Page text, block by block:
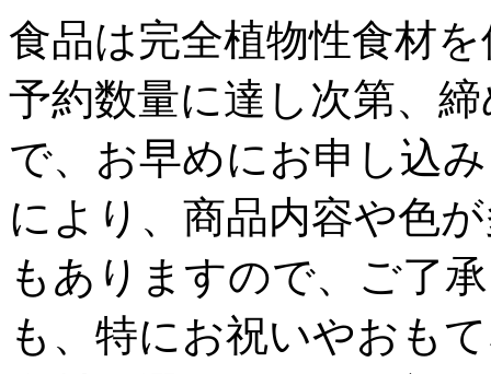
食品は完全植物性食材
予約数量に達し次第、
で、お早めにお申し込
により、商品内容や色
もありますので、ご了
も、特にお祝いやおも